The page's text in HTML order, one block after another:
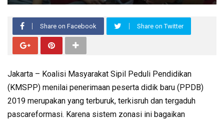
Share on Facebook Share on Twitter
Jakarta – Koalisi Masyarakat Sipil Peduli Pendidikan
(KMSPP) menilai penerimaan peserta didik baru (PPDB)
2019 merupakan yang terburuk, terkisruh dan tergaduh
pascareformasi. Karena sistem zonasi ini bagaikan